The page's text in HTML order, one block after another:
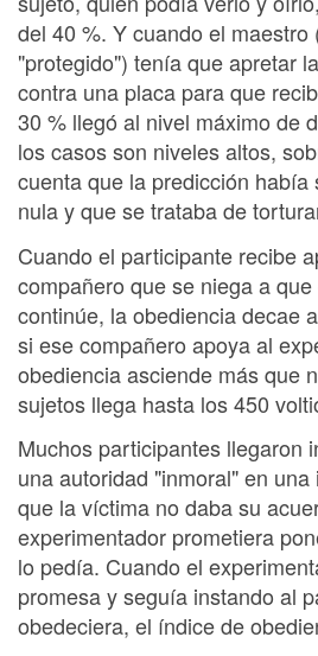
del 40 %. Y cuando el maestro
"protegido") tenía que apretar
contra una placa para que
30 % llegó al nivel máximo de
los casos son niveles altos,
cuenta que la predicción había
nula y que se trataba de
Cuando el participante recibe
compañero que se niega a
continúe, la obediencia decae
si ese compañero apoya al
obediencia asciende más que
sujetos llega hasta los 450
Muchos participantes llegaron
una autoridad "inmoral" en
que la víctima no daba su
experimentador prometiera
lo pedía. Cuando el
promesa y seguía instando al
obedeciera, el índice de